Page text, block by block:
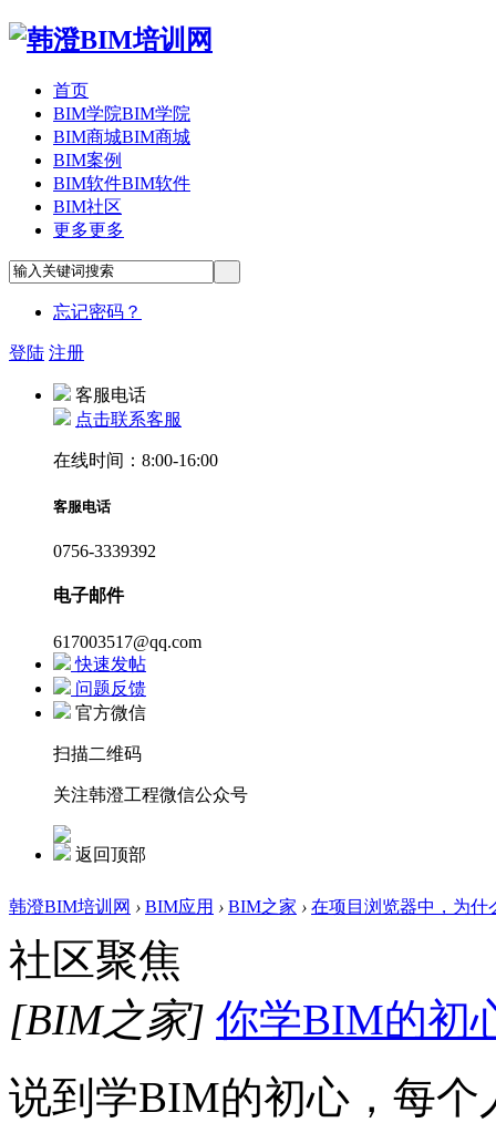
首页
BIM学院BIM学院
BIM商城BIM商城
BIM案例
BIM软件BIM软件
BIM社区
更多更多
忘记密码？
登陆 注册
客服电话
点击联系客服
在线时间：8:00-16:00
客服电话
0756-3339392
电子邮件
617003517@qq.com
快速发帖
问题反馈
官方微信
扫描二维码
关注韩澄工程微信公众号
返回顶部
韩澄BIM培训网 › BIM应用 › BIM之家 › 在项目浏览器中，为什
社区聚焦
[BIM之家] 你学BIM的初
说到学BIM的初心，每